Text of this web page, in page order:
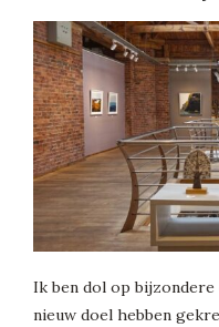
Ik ben dol op bijzondere
nieuw doel hebben